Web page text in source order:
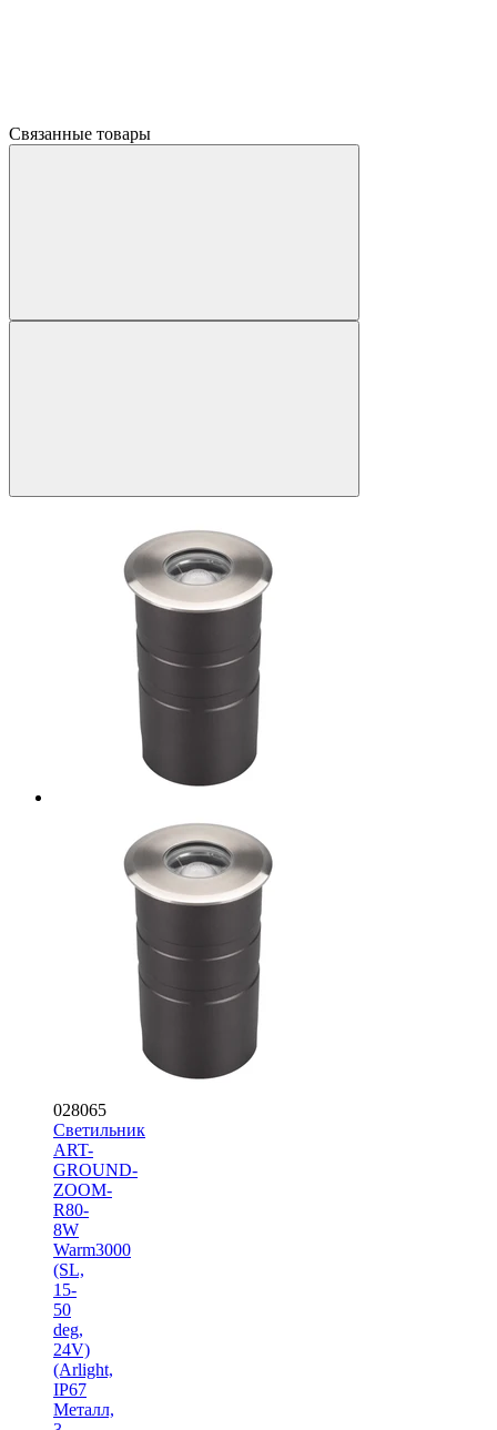
Связанные товары
028065
Светильник
ART-
GROUND-
ZOOM-
R80-
8W
Warm3000
(SL,
15-
50
deg,
24V)
(Arlight,
IP67
Металл,